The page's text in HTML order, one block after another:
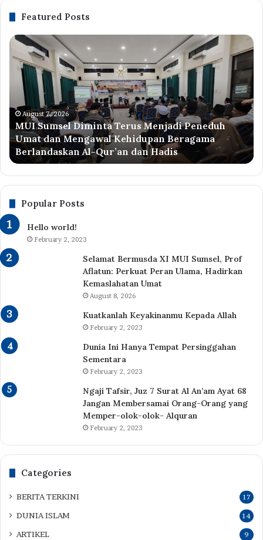
Featured Posts
MUI
Sumsel
Diminta
Terus
Menjadi
Peneduh
Umat
dan
Mengawal
Kehidupan
Beragama
Berlandaskan
Al-
Qur’an
dan
Hadis
August 7, 2026
MUI Sumsel Diminta Terus Menjadi Peneduh
Umat dan Mengawal Kehidupan Beragama
Berlandaskan Al-Qur’an dan Hadis
XI
Popular Posts
Hello world!
February 2, 2023
Selamat Bermusda XI MUI Sumsel, Prof
Aflatun: Perkuat Peran Ulama, Hadirkan
Kemaslahatan Umat
August 8, 2026
Kuatkanlah Keyakinanmu Kepada Allah
February 2, 2023
Dunia Ini Hanya Tempat Persinggahan
Sementara
February 2, 2023
Ngaji Tafsir, Juz 7 Surat Al An’am Ayat 68
Jangan Membersamai Orang-Orang yang
Memper-olok-olok- Alquran
February 2, 2023
Categories
BERITA TERKINI 17
DUNIA ISLAM 14
ARTIKEL 9